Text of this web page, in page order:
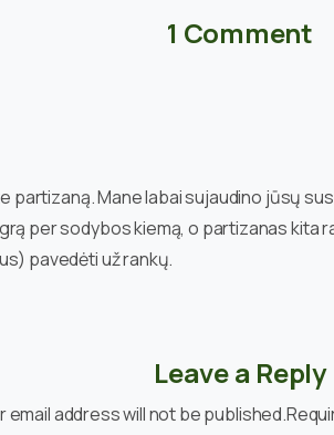
1 Comment
partizaną. Mane labai sujaudino jūsų
per sodybos kiemą, o partizanas kita
pavedėti už rankų.
Leave a Reply
email address will not be